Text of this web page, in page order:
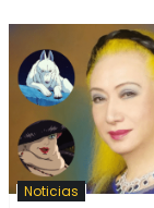
Noticias